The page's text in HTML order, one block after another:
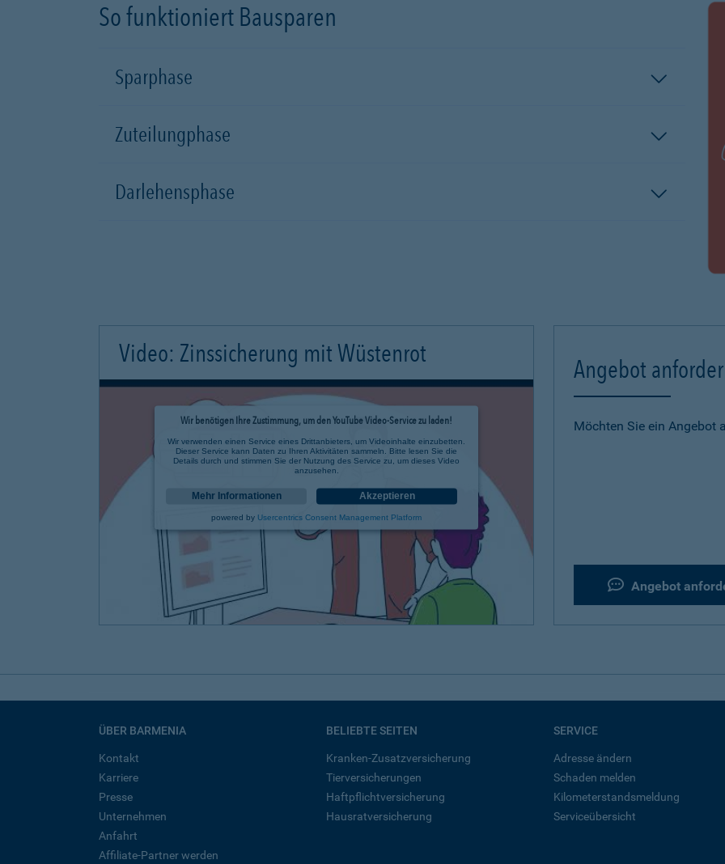
So funktioniert Bausparen
Sparphase
Zuteilungphase
Darlehensphase
Video: Zinssicherung mit Wüstenrot
Wir benötigen Ihre Zustimmung, um den YouTube Video-Service zu laden!
Wir verwenden einen Service eines Drittanbieters, um Videoinhalte einzubetten.
Dieser Service kann Daten zu Ihren Aktivitäten sammeln. Bitte lesen Sie die
Details durch und stimmen Sie der Nutzung des Service zu, um dieses Video
anzusehen.
Mehr Informationen Akzeptieren
powered by Usercentrics Consent Management Platform
Angebot
Möchten Sie ein Angebot
Angebot
ÜBER BARMENIA
Kontakt
Karriere
Presse
Unternehmen
Anfahrt
Affiliate-Partner werden
BELIEBTE SEITEN
Kranken-Zusatzversicherung
Tierversicherungen
Haftpflichtversicherung
Hausratversicherung
SERVICE
Adresse ändern
Schaden melden
Kilometerstandsmeldung
Serviceübersicht